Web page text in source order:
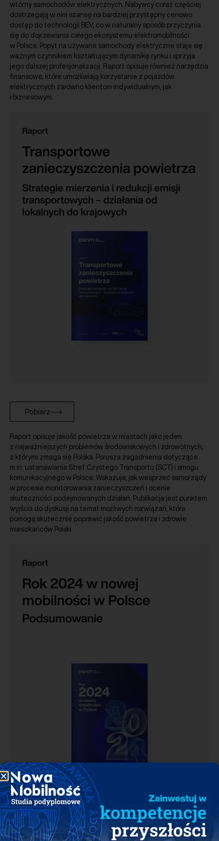
wtórny samochodów elektrycznych. Nabywcy coraz częściej
dostrzegają w nim szansę na bardziej przystępny cenowo
dostęp do technologii BEV, co w naturalny sposób przyczynia
się do dojrzewania całego ekosystemu elektromobilności
w Polsce. Popyt na używane samochody elektryczne staje się
ważnym czynnikiem kształtującym dynamikę rynku i sprzyja
jego dalszej profesjonalizacji. Raport opisuje również narzędzia
finansowe, które umożliwiają korzystanie z pojazdów
elektrycznych zarówno klientom indywidualnym, jak
i biznesowym.
Pobierz
Raport opisuje jakość powietrza w miastach jako jeden
z najważniejszych problemów środowiskowych i zdrowotnych,
z którymi zmaga się Polska. Porusza zagadnienia dotyczące
m.in. ustanawiania Stref Czystego Transportu (SCT) i smogu
komunikacyjnego w Polsce. Wskazuje, jak wesprzeć samorządy
w procesie monitorowania zanieczyszczeń i ocenie
skuteczności podejmowanych działań. Publikacja jest punktem
wyjścia do dyskusji na temat możliwych rozwiązań, które
pomogą skutecznie poprawić jakość powietrza i zdrowie
mieszkańców Polski.